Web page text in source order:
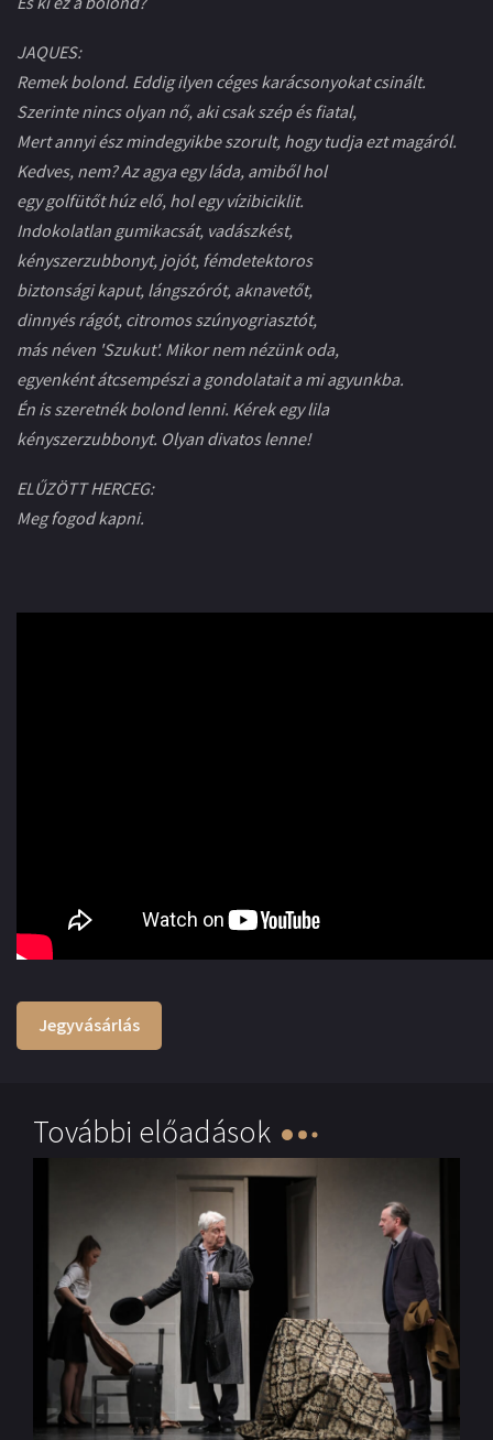
JAQUES:
Remek bolond. Eddig ilyen céges karácsonyokat csinált.
Szerinte nincs olyan nő, aki csak szép és fiatal,
Mert annyi ész mindegyikbe szorult, hogy tudja ezt magáról.
Kedves, nem? Az agya egy láda, amiből hol
egy golfütőt húz elő, hol egy vízibiciklit.
Indokolatlan gumikacsát, vadászkést,
kényszerzubbonyt, jojót, fémdetektoros
biztonsági kaput, lángszórót, aknavetőt,
dinnyés rágót, citromos szúnyogriasztót,
más néven 'Szukut'. Mikor nem nézünk oda,
egyenként átcsempészi a gondolatait a mi agyunkba.
Én is szeretnék bolond lenni. Kérek egy lila
kényszerzubbonyt. Olyan divatos lenne!
ELŰZÖTT HERCEG:
Meg fogod kapni.
Jegyvásárlás
További előadások